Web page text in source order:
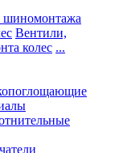
шиномонтажа
Вентили,
колес ...